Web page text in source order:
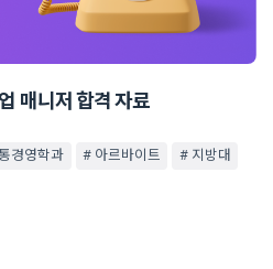
매니저 합격 자료
경영학과 # 아르바이트 # 지방대